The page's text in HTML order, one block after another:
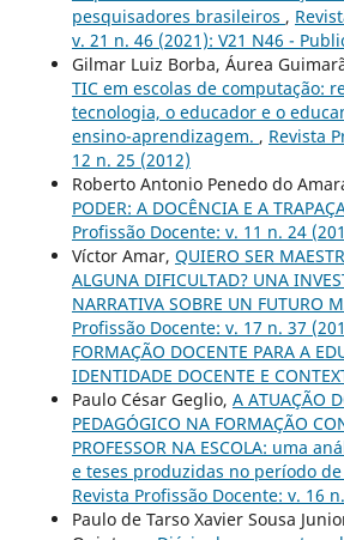
pesquisadores brasileiros ,
v. 21 n. 46 (2021): V21 N46 -
Gilmar Luiz Borba, Áurea
TIC em escolas de computação:
tecnologia, o educador e o
ensino-aprendizagem. , Revista
12 n. 25 (2012)
Roberto Antonio Penedo do
PODER: A DOCÊNCIA E A
Profissão Docente: v. 11 n. 24
Víctor Amar, QUIERO SER
ALGUNA DIFICULTAD? UNA
NARRATIVA SOBRE UN FUTURO
Profissão Docente: v. 17 n. 37
FORMAÇÃO DOCENTE PARA A
IDENTIDADE DOCENTE E
Paulo César Geglio, A ATUAÇÃO
PEDAGÓGICO NA FORMAÇÃO
PROFESSOR NA ESCOLA: uma
e teses produzidas no período de
Revista Profissão Docente: v. 16
Paulo de Tarso Xavier Sousa